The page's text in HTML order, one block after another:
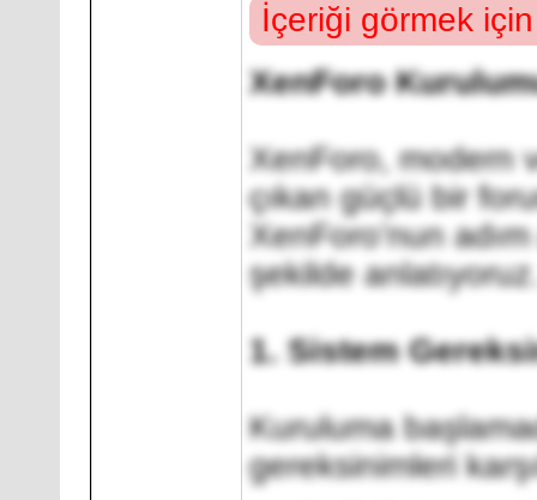
İçeriği görmek
XenForo
XenForo, modern
çıkan güçlü bir
XenForo’nun
şekilde
1. Sistem
Kuruluma
gereksinimleri